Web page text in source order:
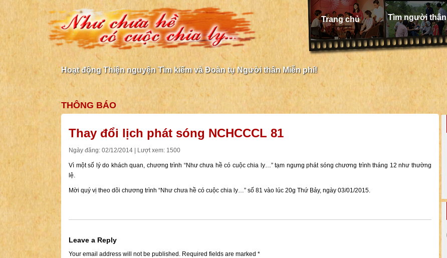
Trang chủ Tìm người thân
Hoạt động Thiện nguyện Tìm kiếm và Đoàn tụ Người thân Miễn phí!
THÔNG BÁO
Thay đổi lịch phát sóng NCHCCCL 81
Ngày đăng: 02/12/2014 | Lượt xem: 1500
Vì một số lý do khách quan, chương trình “Như chưa hề có cuộc chia ly…” tạm ngưng phát sóng chương trình tháng 12 như thường
lệ.
Mời quý vị theo dõi chương trình “Như chưa hề có cuộc chia ly…” số 81 vào lúc 20g Thứ Bảy, ngày 03/01/2015.
Leave a Reply
Your email address will not be published. Required fields are marked *